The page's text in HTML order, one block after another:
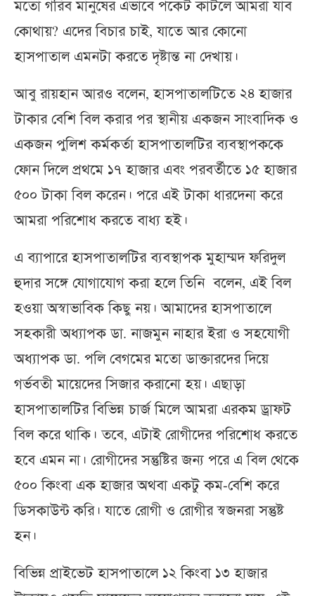
মতো গরিব মানুষের এভাবে পকেট কাটলে আমরা যাব
কোথায়? এদের বিচার চাই, যাতে আর কোনো
হাসপাতাল এমনটা করতে দৃষ্টান্ত না দেখায়।
আবু রায়হান আরও বলেন, হাসপাতালটিতে ২৪ হাজার
টাকার বেশি বিল করার পর স্থানীয় একজন সাংবাদিক ও
একজন পুলিশ কর্মকর্তা হাসপাতালটির ব্যবস্থাপককে
ফোন দিলে প্রথমে ১৭ হাজার এবং পরবর্তীতে ১৫ হাজার
৫০০ টাকা বিল করেন। পরে এই টাকা ধারদেনা করে
আমরা পরিশোধ করতে বাধ্য হই।
এ ব্যাপারে হাসপাতালটির ব্যবস্থাপক মুহাম্মদ ফরিদুল
হুদার সঙ্গে যোগাযোগ করা হলে তিনি বলেন, এই বিল
হওয়া অস্বাভাবিক কিছু নয়। আমাদের হাসপাতালে
সহকারী অধ্যাপক ডা. নাজমুন নাহার ইরা ও সহযোগী
অধ্যাপক ডা. পলি বেগমের মতো ডাক্তারদের দিয়ে
গর্ভবতী মায়েদের সিজার করানো হয়। এছাড়া
হাসপাতালটির বিভিন্ন চার্জ মিলে আমরা এরকম ড্রাফট
বিল করে থাকি। তবে, এটাই রোগীদের পরিশোধ করতে
হবে এমন না। রোগীদের সন্তুষ্টির জন্য পরে এ বিল থেকে
৫০০ কিংবা এক হাজার অথবা একটু কম-বেশি করে
ডিসকাউন্ট করি। যাতে রোগী ও রোগীর স্বজনরা সন্তুষ্ট
হন।
বিভিন্ন প্রাইভেট হাসপাতালে ১২ কিংবা ১৩ হাজার